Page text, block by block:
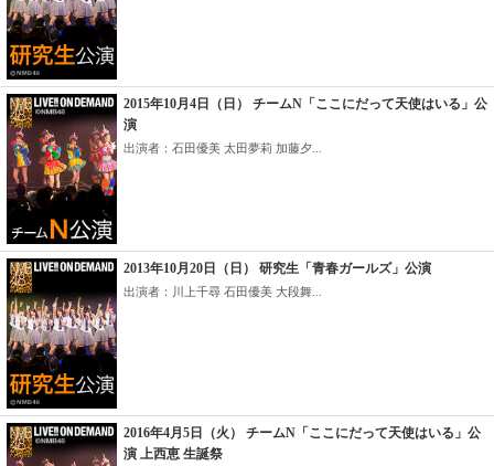
2015年10月4日（日） チームN「ここにだって天使はいる」公
演
出演者：石田優美 太田夢莉 加藤夕...
2013年10月20日（日） 研究生「青春ガールズ」公演
出演者：川上千尋 石田優美 大段舞...
2016年4月5日（火） チームN「ここにだって天使はいる」公
演 上西恵 生誕祭